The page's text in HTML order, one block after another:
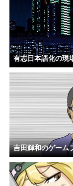
有志日本語化の現
吉田輝和のゲーム